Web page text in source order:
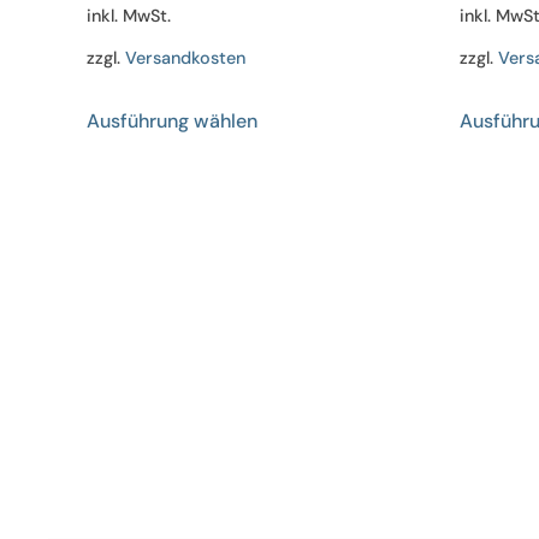
inkl. MwSt.
zzgl. Versandkosten
Ausführung wählenProdukt
inkl.
zzgl.